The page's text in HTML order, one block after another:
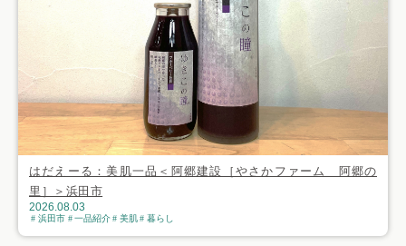
はだえーる：美肌一品＜阿郷建設［やさかファーム 阿郷の
里］＞浜田市
2026.08.03
浜田市 一品紹介 美肌 暮らし